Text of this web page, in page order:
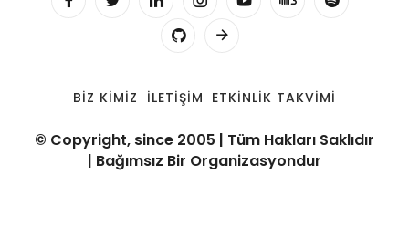
BIZ KIMIZ İLETIŞIM ETKINLIK TAKVIMI
© Copyright, since 2005 | Tüm Hakları Saklıdır
| Bağımsız Bir Organizasyondur